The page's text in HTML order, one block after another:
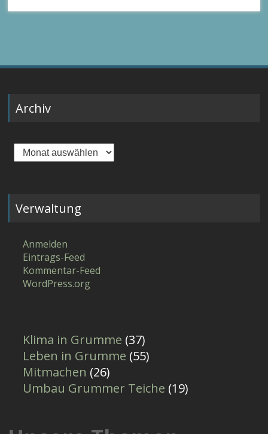
Archiv
Archiv
Verwaltung
Anmelden
Eintrags-Feed
Kommentar-Feed
WordPress.org
Klima in Grumme (37)
Leben in Grumme (55)
Mitmachen (26)
Umbau Grummer Teiche (19)